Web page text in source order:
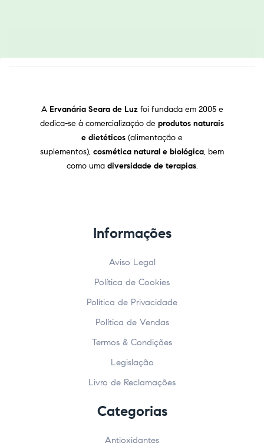
A Ervanária Seara de Luz foi fundada em 2005 e
dedica-se à comercialização de produtos naturais
e dietéticos (alimentação e
suplementos), cosmética natural e biológica, bem
como uma diversidade de terapias.
Informações
Aviso Legal
Política de Cookies
Política de Privacidade
Política de Vendas
Termos & Condições
Legislação
Livro de Reclamações
Categorias
Antioxidantes